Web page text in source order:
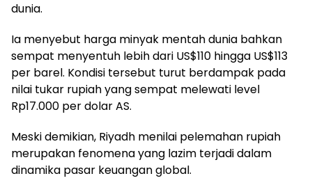
dunia.
Ia menyebut harga minyak mentah dunia bahkan
sempat menyentuh lebih dari US$110 hingga US$113
per barel. Kondisi tersebut turut berdampak pada
nilai tukar rupiah yang sempat melewati level
Rp17.000 per dolar AS.
Meski demikian, Riyadh menilai pelemahan rupiah
merupakan fenomena yang lazim terjadi dalam
dinamika pasar keuangan global.